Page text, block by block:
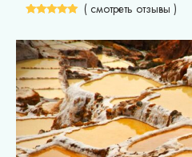
( смотреть отзывы )